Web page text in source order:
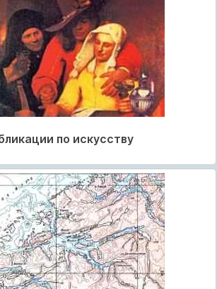
по искусству